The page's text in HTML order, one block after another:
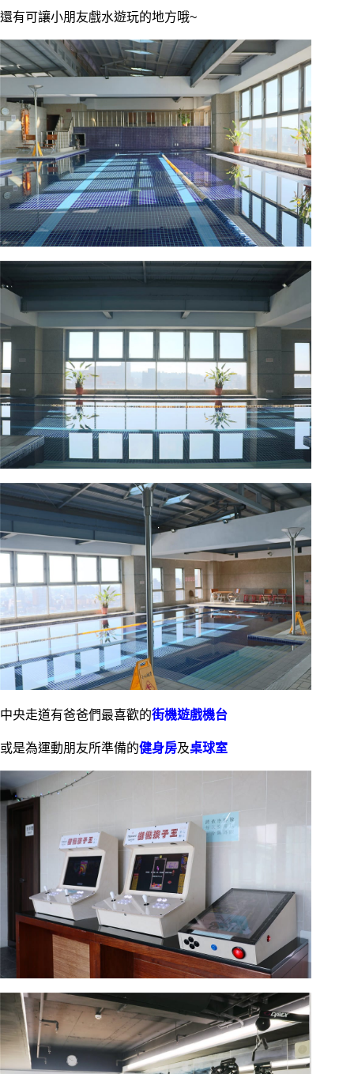
還有可讓小朋友戲水遊玩的地方哦~
中央走道有爸爸們最喜歡的街機遊戲機台
或是為運動朋友所準備的健身房及桌球室